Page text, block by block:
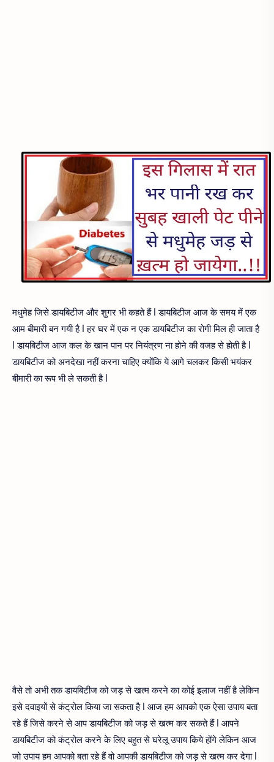
मधुमेह जिसे डायबिटीज और शुगर भी कहते हैं l डायबिटीज आज के समय में एक
आम बीमारी बन गयी है l हर घर में एक न एक डायबिटीज का रोगी मिल ही जाता है
l डायबिटीज आज कल के खान पान पर नियंत्रण ना होने की वजह से होती है l
डायबिटीज को अनदेखा नहीं करना चाहिए क्योंकि ये आगे चलकर किसी भयंकर
बीमारी का रूप भी ले सकती है l
वैसे तो अभी तक डायबिटीज को जड़ से खत्म करने का कोई इलाज नहीं है लेकिन
इसे दवाइयों से कंट्रोल किया जा सकता है l आज हम आपको एक ऐसा उपाय बता
रहे हैं जिसे करने से आप डायबिटीज को जड़ से खत्म कर सकते हैं l आपने
डायबिटीज को कंट्रोल करने के लिए बहुत से घरेलू उपाय किये होंगे लेकिन आज
जो उपाय हम आपको बता रहे हैं वो आपकी डायबिटीज को जड़ से खत्म कर देगा l